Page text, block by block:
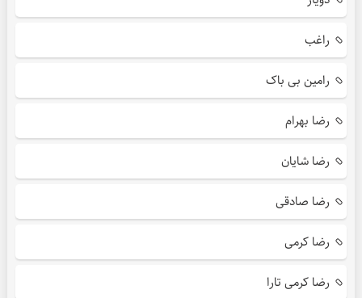
راغب
رامین بی باک
رضا بهرام
رضا شایان
رضا صادقی
رضا کرمی
رضا کرمی تارا